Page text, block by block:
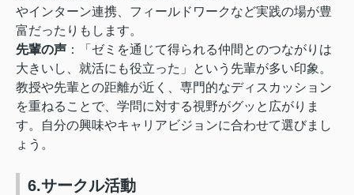
やインターン連携、フィールドワークなど実践の場が豊
富だったりもします。
先輩の声 ：
「ゼミを通じて得られる仲間とのつながりは
大きいし、就活にも役立った」という先輩が多い印象。
教授や先輩との距離が近く、専門的なディスカッション
を重ねることで、学問に対する視野がグッと広がりま
す。自分の興味やキャリアビジョンに合わせて選びまし
ょう。
6.サークル活動